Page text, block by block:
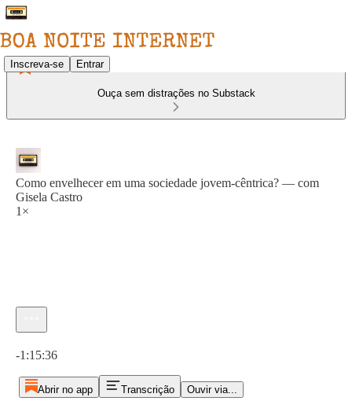
Inscreva-se Entrar
Ouça sem distrações no Substack
Como envelhecer em uma sociedade jovem-cêntrica? — com
Gisela Castro
1×
-1:15:36
Abrir no app Transcrição Ouvir via...